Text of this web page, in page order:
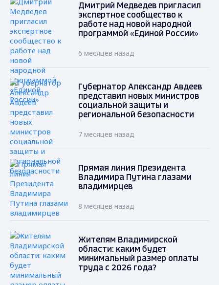
Дмитрий Медведев пригласил
экспертное сообщество к
работе над новой народной
программой «Единой России»
6 месяцев назад
Губернатор Александр Авдеев
представил новых министров
социальной защиты и
региональной безопасности
7 месяцев назад
Прямая линия Президента
Владимира Путина глазами
владимирцев
8 месяцев назад
Жителям Владимирской
области: каким будет
минимальный размер оплаты
труда с 2026 года?